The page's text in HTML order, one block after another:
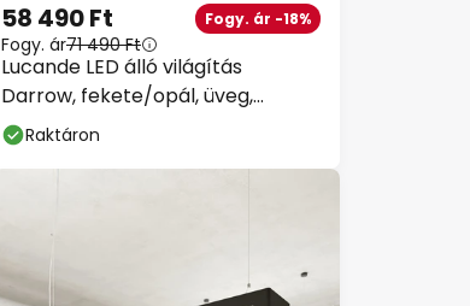
Lucande LED álló világítás
Darrow, fekete/opál, üveg,
dimmelhető
58 490 Ft Fogy. ár -18%
Fogy. ár71 490 Ft
Raktáron